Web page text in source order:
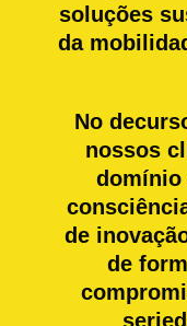
soluções
da
No
nossos
domínio
de
de